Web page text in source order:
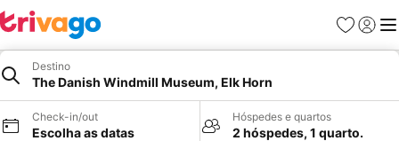
Favoritos
Iniciar
Destino
The Danish Windmill Museum, Elk Horn
Check-in/out
Escolha as datas
Hóspedes e quartos
2 hóspedes, 1 quarto.